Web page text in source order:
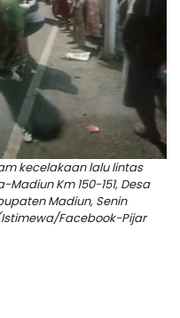
kecelakaan lalu lintas
Km 150-151, Desa
Madiun, Senin
Facebook-Pijar